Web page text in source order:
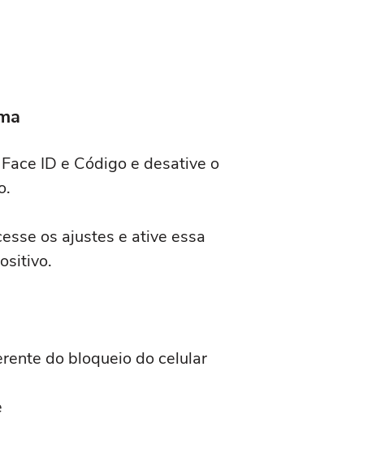
ID e Código e desative o
os ajustes e ative essa
do bloqueio do celular